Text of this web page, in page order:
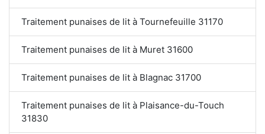
Traitement punaises de lit à Tournefeuille 31170
Traitement punaises de lit à Muret 31600
Traitement punaises de lit à Blagnac 31700
Traitement punaises de lit à Plaisance-du-Touch
31830